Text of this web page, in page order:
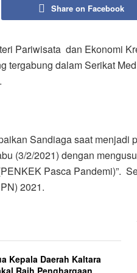
Share on Facebook
Pariwisata dan Ekonomi
tergabung dalam Serikat
Sandiaga saat menjadi
(3/2/2021) dengan
Pasca Pandemi)”.
2021.
Kepala Daerah Kaltara
Raih Penghargaan